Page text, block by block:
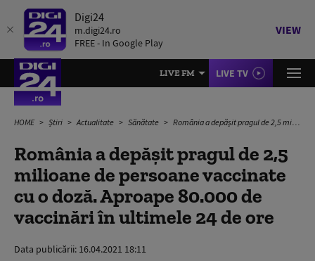
Digi24
m.digi24.ro
FREE - In Google Play
VIEW
LIVE FM LIVE TV
HOME Știri Actualitate Sănătate România a depășit pragul de 2,5 milioane de persoane vaccinate cu o doză. Aproape 80.000 de vaccinări în ultimele 24 de ore
România a depășit pragul de 2,5
milioane de persoane vaccinate
cu o doză. Aproape 80.000 de
vaccinări în ultimele 24 de ore
Data publicării: 16.04.2021 18:11